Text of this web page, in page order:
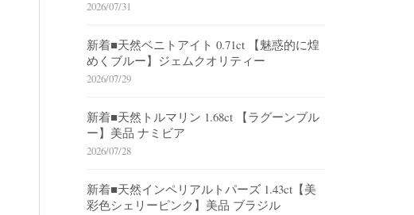
2026/07/31
新着■天然ベニトアイト 0.71ct 【魅惑的に煌
めくブルー】ジェムクオリティー
2026/07/29
新着■天然トルマリン 1.68ct 【ラグーンブル
ー】美品 ナミビア
2026/07/28
新着■天然インペリアルトパーズ 1.43ct【美
彩色シェリーピンク】美品 ブラジル